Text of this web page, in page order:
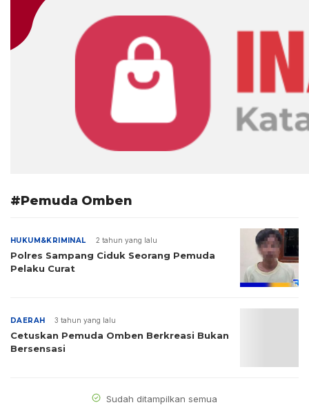
#Pemuda Omben
HUKUM&KRIMINAL 2 tahun yang lalu
Polres Sampang Ciduk Seorang Pemuda
Pelaku Curat
DAERAH 3 tahun yang lalu
Cetuskan Pemuda Omben Berkreasi Bukan
Bersensasi
Sudah ditampilkan semua